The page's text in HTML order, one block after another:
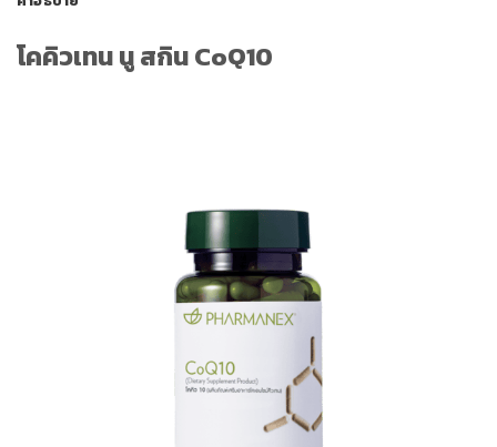
โคคิวเทน นู สกิน CoQ10